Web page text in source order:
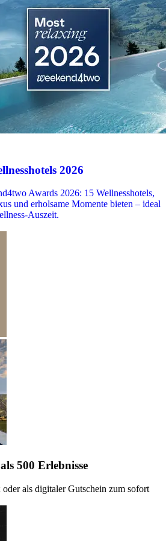
2026
Awards 2026: 15 Wellnesshotels,
und erholsame Momente bieten – ideal
Auszeit.
500 Erlebnisse
als digitaler Gutschein zum sofort